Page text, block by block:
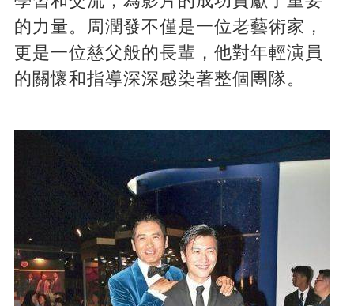
的力量。周潤發不僅是一位老藝術家，
更是一位慈父般的長輩，他對年輕演員
的關懷和指導深深感染著整個團隊。